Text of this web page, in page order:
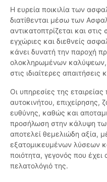
Η ευρεία ποικιλία των
διατίθενται μέσω των
αντικατοπτρίζεται και
εγχώριες και διεθνείς
κάνει δυνατή την παροχή
ολοκληρωμένων
στις ιδιαίτερες απαιτήσεις
Οι υπηρεσίες της
αυτοκινήτου, επιχείρησης,
ευθύνης, καθώς και
προσήλωση στην κάλυψη
αποτελεί θεμελιώδη αξία,
εξατομικευμένων λύσεων
ποιότητα, γεγονός που έχει
πελατολόγιό της.